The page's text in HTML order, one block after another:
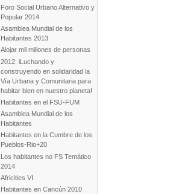
Foro Social Urbano Alternativo y
Popular 2014
Asamblea Mundial de los
Habitantes 2013
Alojar mil millones de personas
2012: iLuchando y
construyendo en solidaridad la
Vía Urbana y Comunitaria para
habitar bien en nuestro planeta!
Habitantes en el FSU-FUM
Asamblea Mundial de los
Habitantes
Habitantes en la Cumbre de los
Pueblos-Rio+20
Los habitantes no FS Temático
2014
Africities VI
Habitantes en Cancún 2010